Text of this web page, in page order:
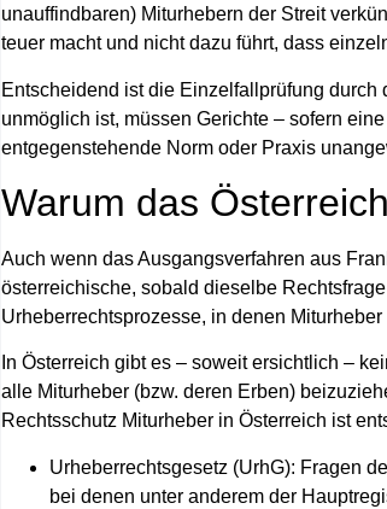
unauffindbaren) Miturhebern der Streit
teuer macht und nicht dazu führt, dass
Entscheidend ist die Einzelfallprüfung
unmöglich ist, müssen Gerichte – sofern
entgegenstehende Norm oder Praxis
Warum das
Auch wenn das Ausgangsverfahren aus
österreichische, sobald dieselbe
Urheberrechtsprozesse, in denen
In Österreich gibt es – soweit ersichtlich –
alle Miturheber (bzw. deren Erben)
Rechtsschutz Miturheber in Österreich ist
Urheberrechtsgesetz (UrhG): Fragen
bei denen unter anderem der